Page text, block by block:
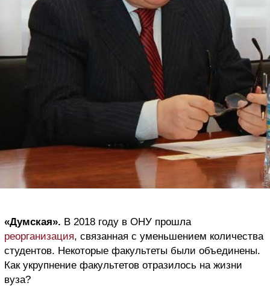
«Думская». В 2018 году в ОНУ прошла
реорганизация, связанная с уменьшением количества
студентов. Некоторые факультеты были объединены.
Как укрупнение факультетов отразилось на жизни
вуза?